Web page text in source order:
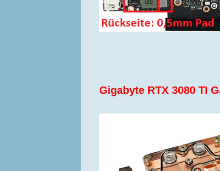
Gigabyte RTX 3080 TI